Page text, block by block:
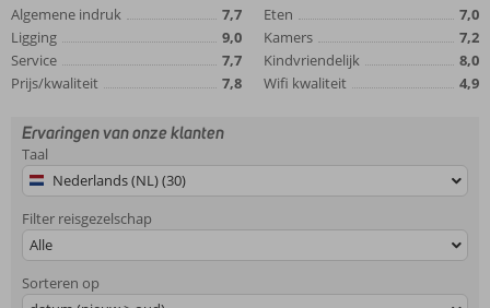
Algemene indruk
7,7
Ligging
9,0
Service
7,7
Prijs/kwaliteit
7,8
Eten
7,0
Kamers
7,2
Kindvriendelijk
8,0
Wifi kwaliteit
4,9
Ervaringen van onze klanten
Taal
Nederlands (NL) (30)
Filter reisgezelschap
Alle
Sorteren op